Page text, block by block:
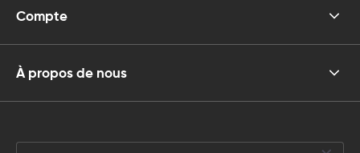
Compte
À propos de nous